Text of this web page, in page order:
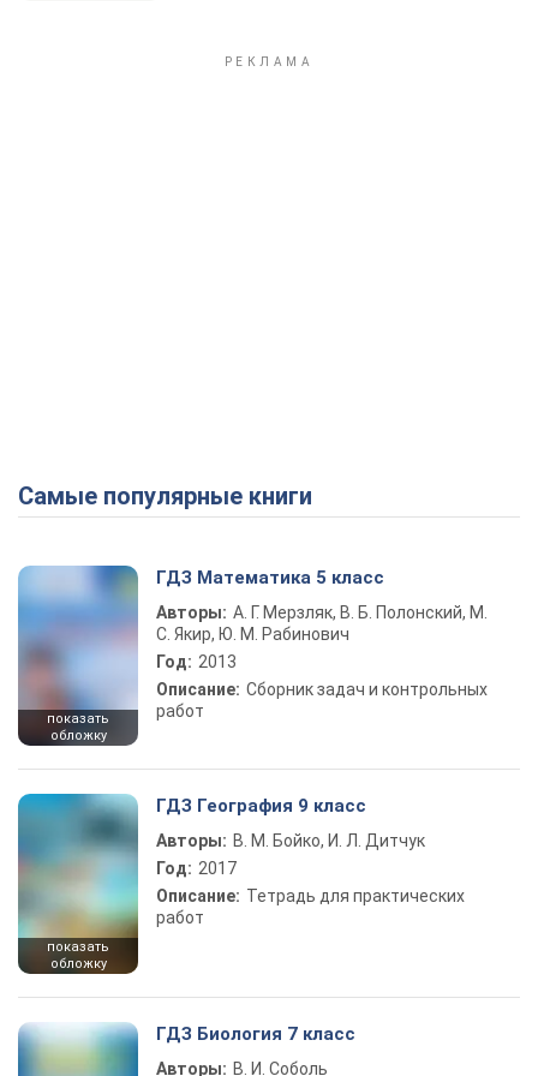
Самые популярные книги
показать
обложку
ГДЗ Математика 5 класс
Авторы: А. Г. Мерзляк, В. Б. Полонский, М.
С. Якир, Ю. М. Рабинович
Год: 2013
Описание: Сборник задач и контрольных
работ
показать
обложку
ГДЗ География 9 класс
Авторы: В. М. Бойко, И. Л. Дитчук
Год: 2017
Описание: Тетрадь для практических
работ
ГДЗ Биология 7 класс
Авторы: В. И. Соболь